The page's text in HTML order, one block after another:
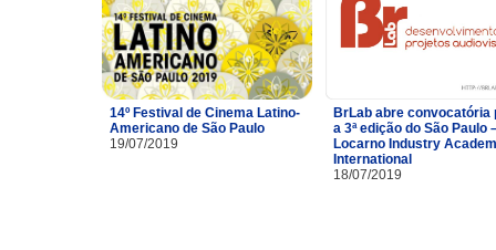
14º Festival de Cinema Latino-
Americano de São Paulo
19/07/2019
BrLab abre convocatória
a 3ª edição do São Paulo
Locarno Industry
International
18/07/2019